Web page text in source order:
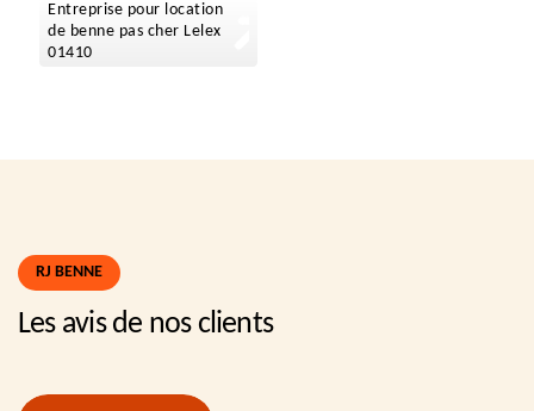
Entreprise pour location
de benne pas cher Lelex
01410
RJ BENNE
Les avis de nos clients